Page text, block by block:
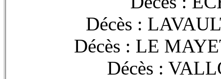
Décès :
Décès : LE
Décès :